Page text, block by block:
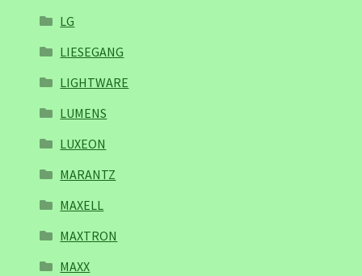
LG
LIESEGANG
LIGHTWARE
LUMENS
LUXEON
MARANTZ
MAXELL
MAXTRON
MAXX